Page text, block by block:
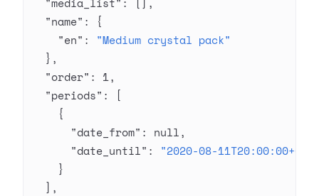
  "name"
: {
    "en"
: "Medium crystal pack"
  },
  "order"
: 1,
  "periods"
: [
    {
      "date_from"
: null,
      "date_until"
: "2020-08-
    }
  ],